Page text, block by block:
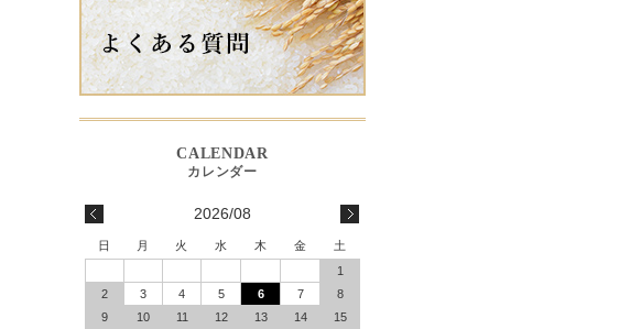
2026/08
日 月 火 水 木 金
土
1
2
3 4 5 6 7
8
9
10 11 12 13 14 15